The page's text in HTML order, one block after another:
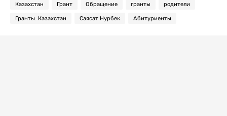
Казахстан Грант Обращение гранты родители
Гранты. Казахстан Саясат Нурбек Абитуриенты